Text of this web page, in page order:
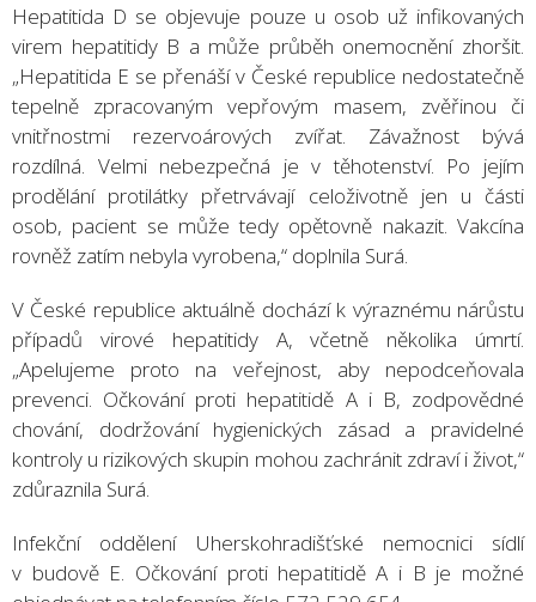
Hepatitida D se objevuje pouze u osob už infikovaných
virem hepatitidy B a může průběh onemocnění zhoršit.
„Hepatitida E se přenáší v České republice nedostatečně
tepelně zpracovaným vepřovým masem, zvěřinou či
vnitřnostmi rezervoárových zvířat. Závažnost bývá
rozdílná. Velmi nebezpečná je v těhotenství. Po jejím
prodělání protilátky přetrvávají celoživotně jen u části
osob, pacient se může tedy opětovně nakazit. Vakcína
rovněž zatím nebyla vyrobena,“ doplnila Surá.
V České republice aktuálně dochází k výraznému nárůstu
případů virové hepatitidy A, včetně několika úmrtí.
„Apelujeme proto na veřejnost, aby nepodceňovala
prevenci. Očkování proti hepatitidě A i B, zodpovědné
chování, dodržování hygienických zásad a pravidelné
kontroly u rizikových skupin mohou zachránit zdraví i život,“
zdůraznila Surá.
Infekční oddělení Uherskohradišťské nemocnici sídlí
v budově E. Očkování proti hepatitidě A i B je možné